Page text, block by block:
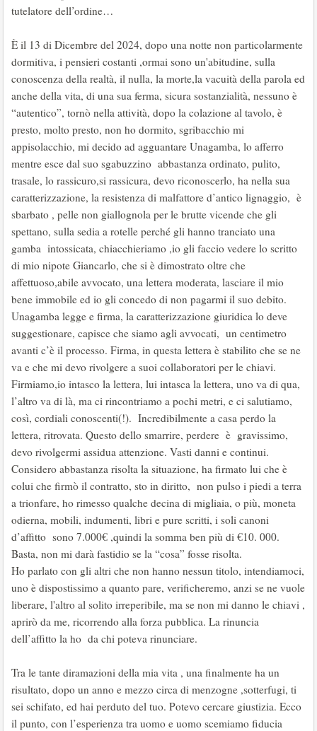
tutelatore dell’ordine…
È il 13 di Dicembre del 2024, dopo una notte non particolarmente
dormitiva, i pensieri costanti ,ormai sono un'abitudine, sulla
conoscenza della realtà, il nulla, la morte,la vacuità della parola ed
anche della vita, di una sua ferma, sicura sostanzialità, nessuno è
“autentico”, tornò nella attività, dopo la colazione al tavolo, è
presto, molto presto, non ho dormito, sgribacchio mi
appisolacchio, mi decido ad agguantare Unagamba, lo afferro
mentre esce dal suo sgabuzzino abbastanza ordinato, pulito,
trasale, lo rassicuro,si rassicura, devo riconoscerlo, ha nella sua
caratterizzazione, la resistenza di malfattore d’antico lignaggio, è
sbarbato , pelle non giallognola per le brutte vicende che gli
spettano, sulla sedia a rotelle perché gli hanno tranciato una
gamba intossicata, chiacchieriamo ,io gli faccio vedere lo scritto
di mio nipote Giancarlo, che si è dimostrato oltre che
affettuoso,abile avvocato, una lettera moderata, lasciare il mio
bene immobile ed io gli concedo di non pagarmi il suo debito.
Unagamba legge e firma, la caratterizzazione giuridica lo deve
suggestionare, capisce che siamo agli avvocati, un centimetro
avanti c’è il processo. Firma, in questa lettera è stabilito che se ne
va e che mi devo rivolgere a suoi collaboratori per le chiavi.
Firmiamo,io intasco la lettera, lui intasca la lettera, uno va di qua,
l’altro va di là, ma ci rincontriamo a pochi metri, e ci salutiamo,
così, cordiali conoscenti(!). Incredibilmente a casa perdo la
lettera, ritrovata. Questo dello smarrire, perdere è gravissimo,
devo rivolgermi assidua attenzione. Vasti danni e continui.
Considero abbastanza risolta la situazione, ha firmato lui che è
colui che firmò il contratto, sto in diritto, non pulso i piedi a terra
a trionfare, ho rimesso qualche decina di migliaia, o più, moneta
odierna, mobili, indumenti, libri e pure scritti, i soli canoni
d’affitto sono 7.000€ ,quindi la somma ben più di €10. 000.
Basta, non mi darà fastidio se la “cosa” fosse risolta.
Ho parlato con gli altri che non hanno nessun titolo, intendiamoci,
uno è dispostissimo a quanto pare, verificheremo, anzi se ne vuole
liberare, l'altro al solito irreperibile, ma se non mi danno le chiavi ,
aprirò da me, ricorrendo alla forza pubblica. La rinuncia
dell’affitto la ho da chi poteva rinunciare.
Tra le tante diramazioni della mia vita , una finalmente ha un
risultato, dopo un anno e mezzo circa di menzogne ,sotterfugi, ti
sei schifato, ed hai perduto del tuo. Potevo cercare giustizia. Ecco
il punto, con l’esperienza tra uomo e uomo scemiamo fiducia